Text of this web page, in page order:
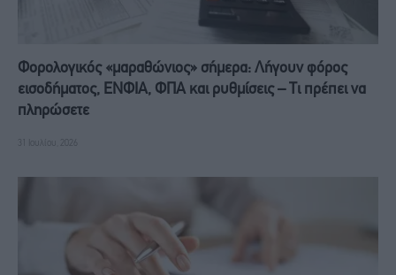
Φορολογικός «μαραθώνιος» σήμερα: Λήγουν φόρος
εισοδήματος, ΕΝΦΙΑ, ΦΠΑ και ρυθμίσεις – Τι πρέπει να
πληρώσετε
31 Ιουλίου, 2026